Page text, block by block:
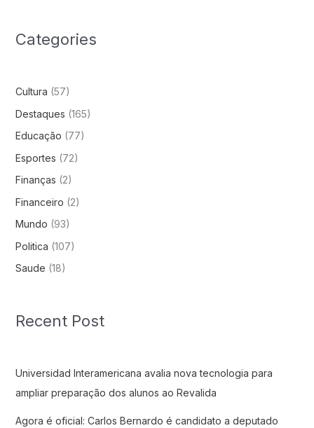
Categories
Cultura (57)
Destaques (165)
Educação (77)
Esportes (72)
Finanças (2)
Financeiro (2)
Mundo (93)
Politica (107)
Saude (18)
Recent Post
Universidad Interamericana avalia nova tecnologia para
ampliar preparação dos alunos ao Revalida
Agora é oficial: Carlos Bernardo é candidato a deputado